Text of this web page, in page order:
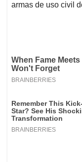
armas de uso civil